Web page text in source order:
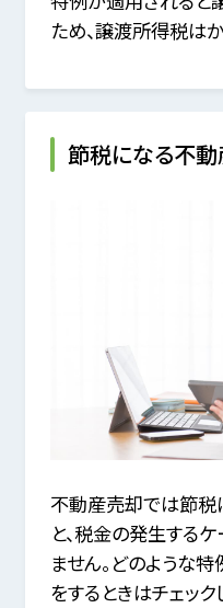
ため、譲渡所得税は
節税になる不
不動産売却では節税
と、税金の発生する
ません。どのような
をするときはチェック